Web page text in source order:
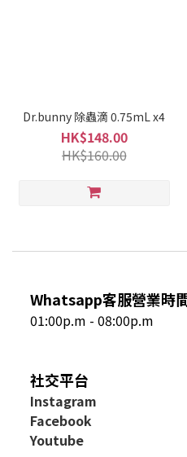
Dr.bunny 除蟲滴 0.75mL x4
HK$148.00
HK$160.00
Whatsapp客服營業時
01:00p.m - 08:00p.m
社交平台
Instagram
Facebook
Youtube